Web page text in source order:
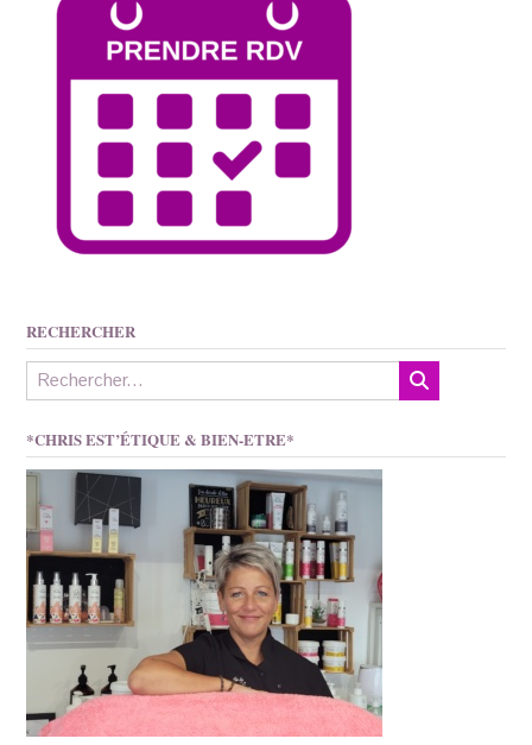
RECHERCHER
*CHRIS EST’ÉTIQUE & BIEN-ETRE*